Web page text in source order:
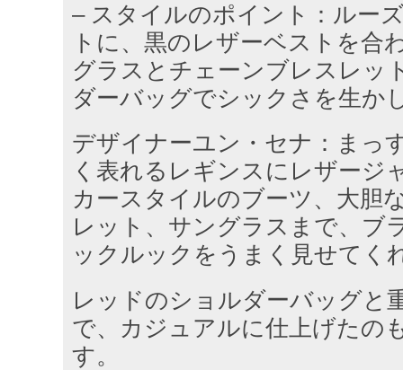
– スタイルのポイント：ルー
トに、黒のレザーベストを合
グラスとチェーンブレスレッ
ダーバッグでシックさを生か
デザイナーユン・セナ：まっ
く表れるレギンスにレザージ
カースタイルのブーツ、大胆
レット、サングラスまで、ブ
ックルックをうまく見せてく
レッドのショルダーバッグと
で、カジュアルに仕上げたの
す。